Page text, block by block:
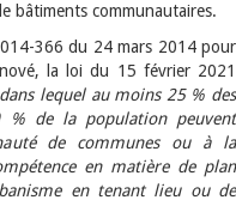
bâtiments communautaires.
366 du 24 mars 2014 pour
la loi du 15 février 2021
lequel au moins 25 % des
% de la population peuvent
de communes ou à la
en matière de plan
en tenant lieu ou de